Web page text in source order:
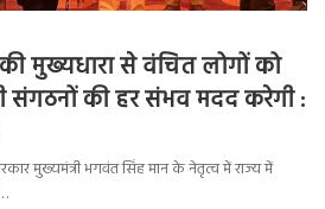
मुख्यधारा से वंचित लोगों को
संगठनों की हर संभव मदद करेगी :
मुख्यमंत्री भगवंत सिंह मान के नेतृत्व में राज्य में